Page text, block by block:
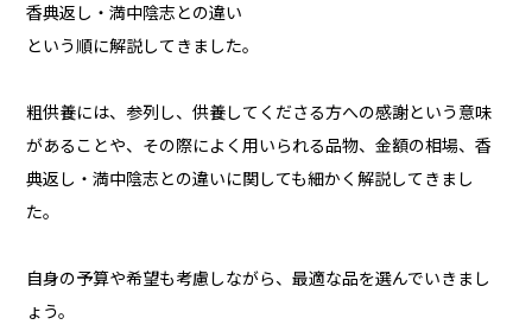
香典返し・満中陰志との違い
という順に解説してきました。
粗供養には、参列し、供養してくださる方への感謝という意味
があることや、その際によく用いられる品物、金額の相場、香
典返し・満中陰志との違いに関しても細かく解説してきまし
た。
自身の予算や希望も考慮しながら、最適な品を選んでいきまし
ょう。